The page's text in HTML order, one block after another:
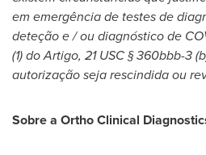
em emergência de testes de
deteção e / ou diagnóstico de
(1) do Artigo, 21USC§ 360bbb-3
autorização seja rescindida ou
Sobre a Ortho Clinical